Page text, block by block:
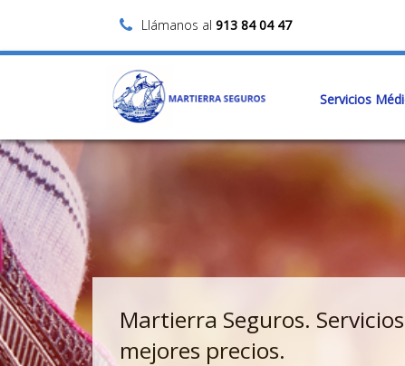
Llámanos al 913 84 04 47
Servicios
Martierra Seguros.
mejores precios.